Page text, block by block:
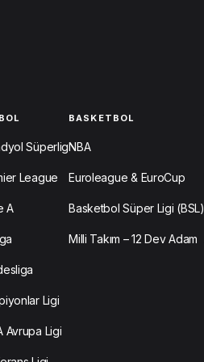
Süperlig
League
A
Ligi
Avrupa Ligi
BASKETBOL
NBA
Euroleague & EuroCup
Basketbol Süper Ligi (BSL)
Milli Takım – 12 Dev Adam